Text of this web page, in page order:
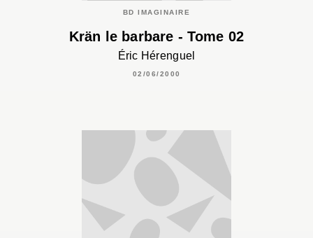
BD IMAGINAIRE
Krän le barbare - Tome 02
Éric Hérenguel
02/06/2000